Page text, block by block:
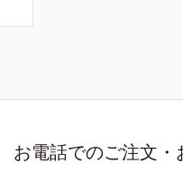
お電話でのご注文・